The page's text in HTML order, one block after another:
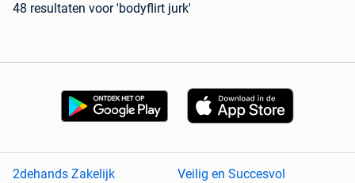
48 resultaten voor 'bodyflirt jurk'
2dehands Zakelijk
Veilig en Succesvol